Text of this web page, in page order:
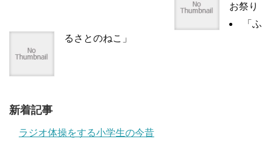
お祭り
「ふ
るさとのねこ」
新着記事
ラジオ体操をする小学生の今昔